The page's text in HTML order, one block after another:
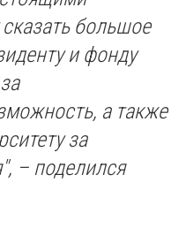
большое
и фонду
а также
за
– поделился